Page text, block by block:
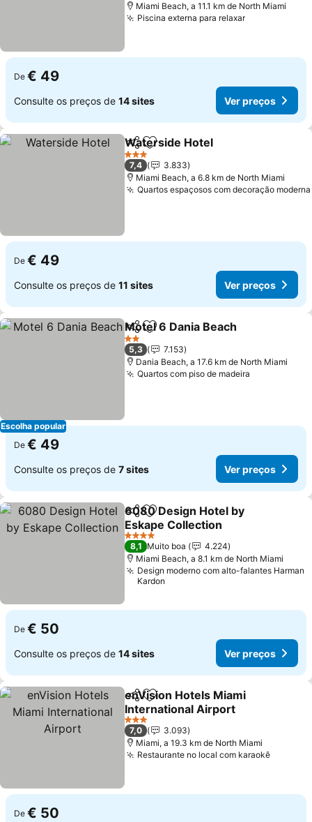
Miami Beach, a 11.1 km de North Miami
Piscina externa para relaxarVer preços
De € 49
Consulte os preços de 14 sites Ver preços
PartilharAdicionar aos favoritos
Waterside Hotel
3 Estrelas
7,4
3.833
Miami Beach, a 6.8 km de North Miami
Quartos espaçosos com decoração moderna
De € 49
Consulte os preços de 11 sites Ver preços
Escolha popular
PartilharAdicionar aos favoritos
Motel 6 Dania Beach
2 Estrelas
5,3
7.153
Dania Beach, a 17.6 km de North Miami
Quartos com piso de madeira
De € 49
Consulte os preços de 7 sites Ver preços
PartilharAdicionar aos favoritos
6080 Design Hotel by
Eskape Collection
Ver preços
4 Estrelas
8,1 Muito boa
4.224
Miami Beach, a 8.1 km de North Miami
Design moderno com alto-falantes Harman
Kardon
De € 50
Consulte os preços de 14 sites Ver preços
PartilharAdicionar aos favoritos
enVision Hotels Miami
International Airport
Ver preços
3 Estrelas
7,0
3.093
Miami, a 19.3 km de North Miami
Restaurante no local com karaokêVer
De € 50